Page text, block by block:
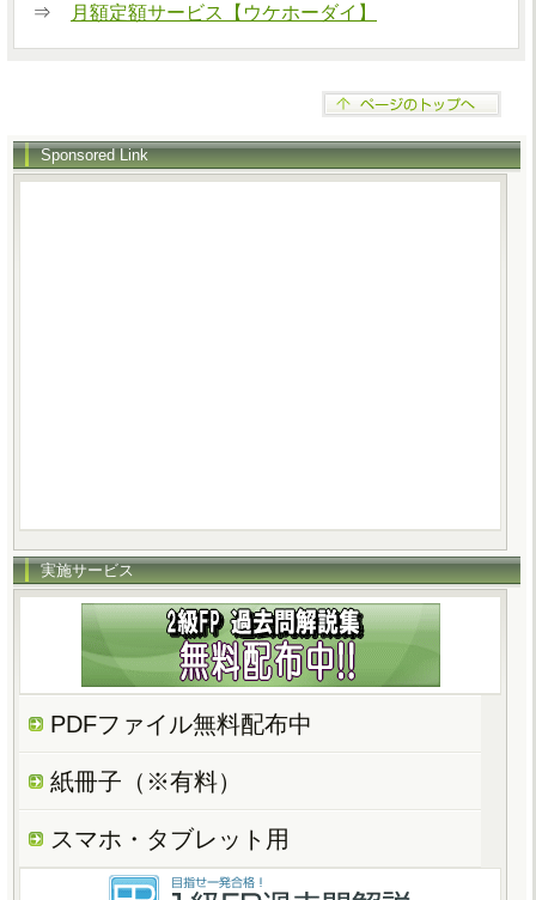
⇒
月額定額サービス【ウケホーダイ】
Sponsored Link
実施サービス
PDFファイル無料配布中
紙冊子（※有料）
スマホ・タブレット用